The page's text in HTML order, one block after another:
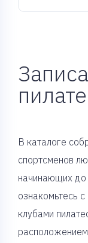
В каталоге
спортсменов
начинающих до
ознакомьтесь
клубами